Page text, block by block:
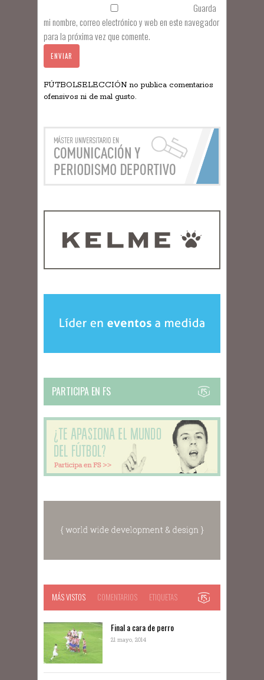
Guarda
mi nombre, correo electrónico y web en este navegador
para la próxima vez que comente.
FÚTBOLSELECCIÓN no publica comentarios
ofensivos ni de mal gusto.
PARTICIPA EN FS
MÁS VISTOS COMENTARIOS ETIQUETAS
Final a cara de perro
21 mayo, 2014